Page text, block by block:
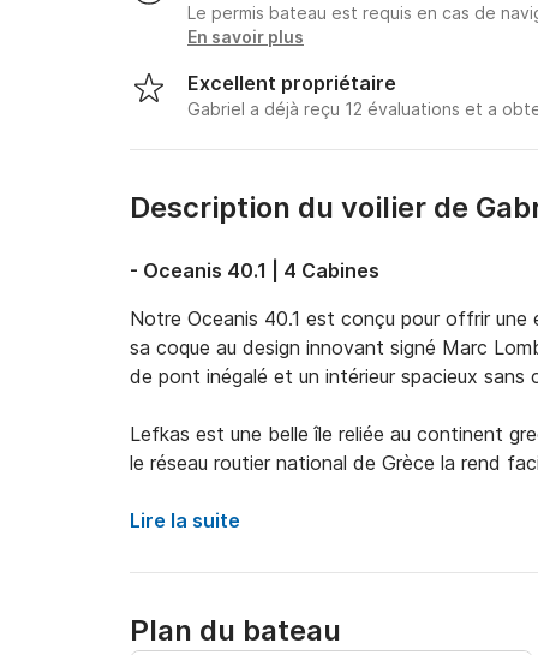
Le permis bateau est requis en cas de
En savoir plus
Excellent propriétaire
Gabriel a déjà reçu 12 évaluations et a
Description du voilier de
- Oceanis 40.1 | 4 Cabines
Notre Oceanis 40.1 est conçu pour offrir
sa coque au design innovant signé Marc
de pont inégalé et un intérieur spacieux
Lefkas est une belle île reliée au continent
le réseau routier national de Grèce la rend
voisin d'Igoumenitsa ou en avion via les
Lire la suite
Plan du bateau